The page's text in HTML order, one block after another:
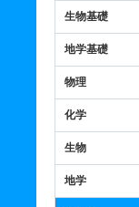
生物基礎
地学基礎
物理
化学
生物
地学